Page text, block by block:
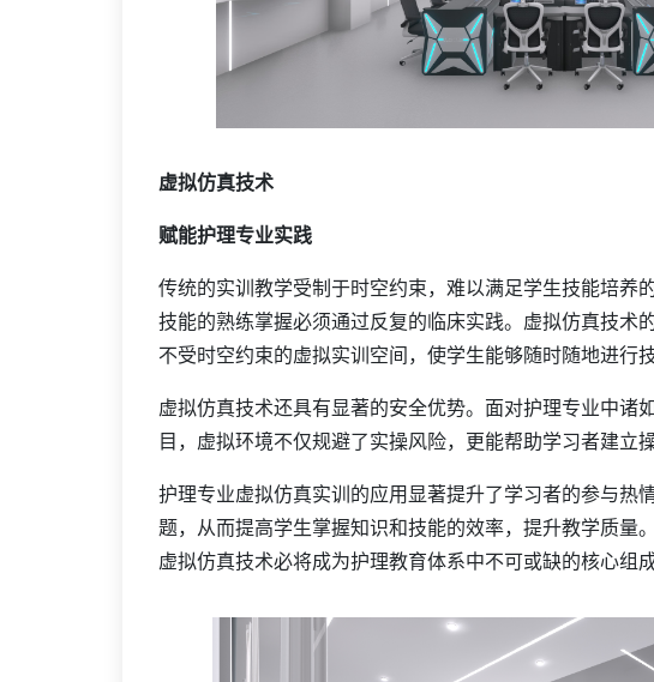
虚拟仿真技术
赋能护理专业实践
传统的实训教学受制于时空约束，难以满足学生技能培养
技能的熟练掌握必须通过反复的临床实践。虚拟仿真技术
不受时空约束的虚拟实训空间，使学生能够随时随地进行技
虚拟仿真技术还具有显著的安全优势。面对护理专业中诸
目，虚拟环境不仅规避了实操风险，更能帮助学习者建立操
护理专业虚拟仿真实训的应用显著提升了学习者的参与热
题，从而提高学生掌握知识和技能的效率，提升教学质量
虚拟仿真技术必将成为护理教育体系中不可或缺的核心组成